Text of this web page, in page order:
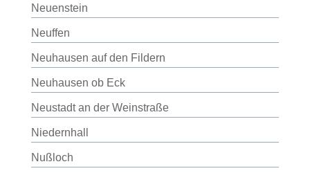
Neuenstein
Neuffen
Neuhausen auf den Fildern
Neuhausen ob Eck
Neustadt an der Weinstraße
Niedernhall
Nußloch